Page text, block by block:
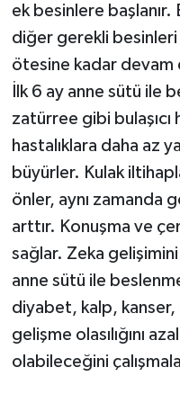
ek besinlere
diğer gerekli besinleri
ötesine kadar
İlk 6 ay anne sütü ile
zatürree gibi bulaşıcı
hastalıklara daha az
büyürler. Kulak
önler, aynı zamanda
arttır. Konuşma ve
sağlar. Zeka
anne sütü ile
diyabet, kalp, kanser,
gelişme olasılığını
olabileceğini